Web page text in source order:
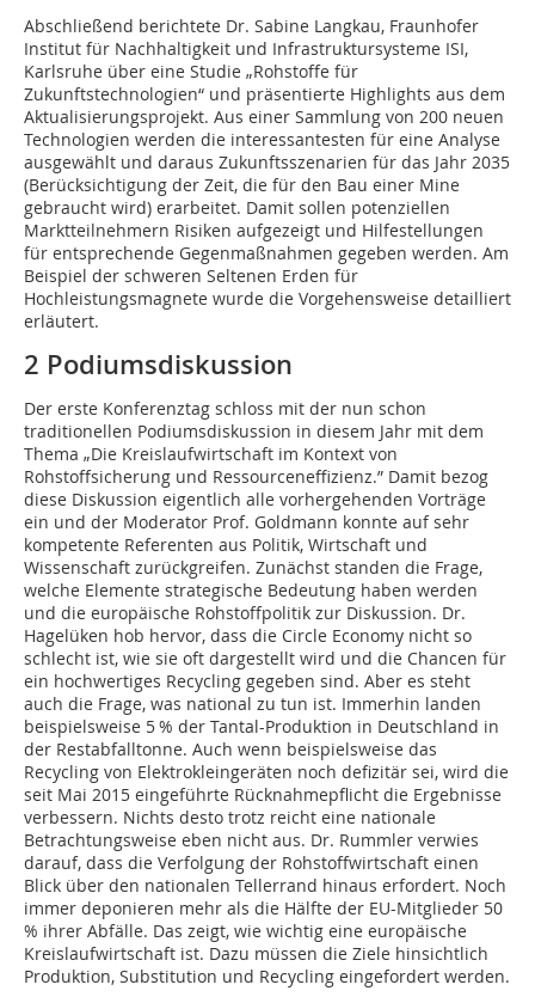
Abschließend berichtete Dr. Sabine Langkau, Fraunhofer
Institut für Nachhaltigkeit und Infrastruktursysteme ISI,
Karlsruhe über eine Studie „Rohstoffe für
Zukunftstechnologien“ und präsentierte Highlights aus dem
Aktualisierungsprojekt. Aus einer Sammlung von 200 neuen
Technologien werden die interessantesten für eine Analyse
ausgewählt und daraus Zukunftsszenarien für das Jahr 2035
(Berücksichtigung der Zeit, die für den Bau einer Mine
gebraucht wird) erarbeitet. Damit sollen potenziellen
Marktteilnehmern Risiken aufgezeigt und Hilfestellungen
für entsprechende Gegenmaßnahmen gegeben werden. Am
Beispiel der schweren Seltenen Erden für
Hochleistungsmagnete wurde die Vorgehensweise detailliert
erläutert.
2 Podiumsdiskussion
Der erste Konferenztag schloss mit der nun schon
traditionellen Podiumsdiskussion in diesem Jahr mit dem
Thema „Die Kreislaufwirtschaft im Kontext von
Rohstoffsicherung und Ressourceneffizienz.” Damit bezog
diese Diskussion eigentlich alle vorhergehenden Vorträge
ein und der Moderator Prof. Goldmann konnte auf sehr
kompetente Referenten aus Politik, Wirtschaft und
Wissenschaft zurückgreifen. Zunächst standen die Frage,
welche Elemente strategische Bedeutung haben werden
und die europäische Rohstoffpolitik zur Diskussion. Dr.
Hagelüken hob hervor, dass die Circle ­Economy nicht so
schlecht ist, wie sie oft dargestellt wird und die Chancen für
ein hochwertiges Recycling gegeben sind. Aber es steht
auch die Frage, was national zu tun ist. Immerhin landen
beispielsweise 5 % der Tantal-Produktion in Deutschland in
der Restabfalltonne. Auch wenn beispielsweise das
Recycling von Elektrokleingeräten noch defizitär sei, wird die
seit Mai 2015 eingeführte Rücknahmepflicht die Ergebnisse
verbessern. Nichts desto trotz reicht eine nationale
Betrachtungsweise eben nicht aus. Dr. Rummler verwies
darauf, dass die Verfolgung der Rohstoffwirtschaft einen
Blick über den nationalen Tellerrand hinaus erfordert. Noch
immer deponieren mehr als die Hälfte der EU-Mitglieder 50
% ihrer Abfälle. Das zeigt, wie wichtig eine europäische
Kreislaufwirtschaft ist. Dazu müssen die Ziele hinsichtlich
Produktion, Substitution und Recycling eingefordert werden.